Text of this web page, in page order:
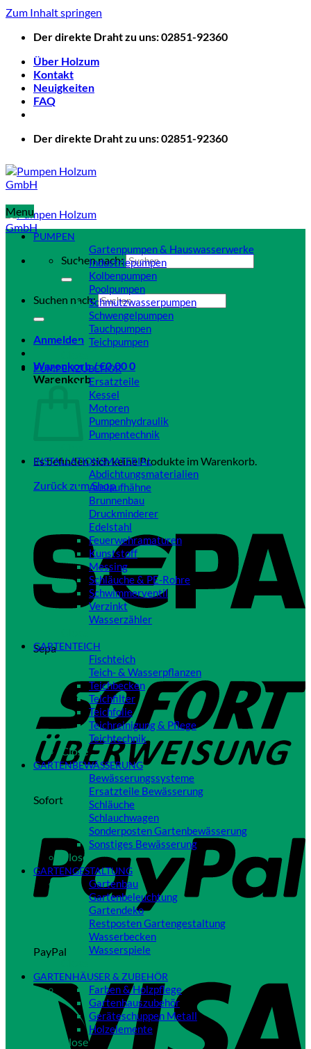
Zum Inhalt springen
Der direkte Draht zu uns: 02851-92360
Über Holzum
Kontakt
Neuigkeiten
FAQ
Der direkte Draht zu uns: 02851-92360
Suchen nach:
Suchen nach:
Anmelden
Warenkorb /€0,000
Warenkorb
Es befinden sich keine Produkte im Warenkorb.
Zurück zum Shop
Sepa
Sofort
PayPal
Menu
PUMPEN
Gartenpumpen & Hauswasserwerke
Industriepumpen
Kolbenpumpen
Poolpumpen
Schmutzwasserpumpen
Schwengelpumpen
Tauchpumpen
Teichpumpen
PUMPENZUBEHÖR
Ersatzteile
Kessel
Motoren
Pumpenhydraulik
Pumpentechnik
INSTALLATIONSMATERIAL
Abdichtungsmaterialien
Auslaufhähne
Brunnenbau
Druckminderer
Edelstahl
Feuerwehramaturen
Kunststoff
Messing
Schläuche & PE-Rohre
Schwimmerventil
Verzinkt
Wasserzähler
GARTENTEICH
Fischteich
Teich- & Wasserpflanzen
Teichbecken
Teichfilter
Teichfolie
Teichreinigung & Pflege
Teichtechnik
Close
GARTENBEWÄSSERUNG
Bewässerungssysteme
Ersatzteile Bewässerung
Schläuche
Schlauchwagen
Sonderposten Gartenbewässerung
Sonstiges Bewässerung
Close
GARTENGESTALTUNG
Gartenbau
Gartenbeleuchtung
Gartendeko
Restposten Gartengestaltung
Wasserbecken
Wasserspiele
GARTENHÄUSER & ZUBEHÖR
Farben & Holzpflege
Gartenhauszubehör
Geräteschuppen Metall
Holzelemente
Close